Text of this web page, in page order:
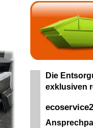
Die
exklusiven